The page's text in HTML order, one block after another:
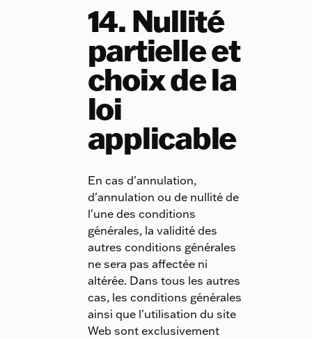
14. Nullité
partielle et
choix de la
loi
applicable
En cas d'annulation,
d'annulation ou de nullité de
l'une des conditions
générales, la validité des
autres conditions générales
ne sera pas affectée ni
altérée. Dans tous les autres
cas, les conditions générales
ainsi que l'utilisation du site
Web sont exclusivement